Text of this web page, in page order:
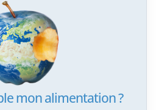
mon alimentation ?